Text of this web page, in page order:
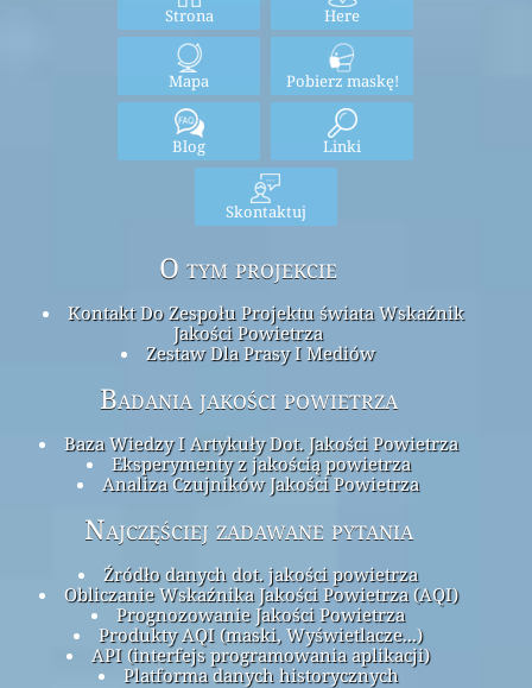
Strona Here
Mapa Pobierz maskę!
Blog Linki
Skontaktuj
O tym projekcie
Kontakt Do Zespołu Projektu świata Wskaźnik
Jakości Powietrza
Zestaw Dla Prasy I Mediów
Badania jakości powietrza
Baza Wiedzy I Artykuły Dot. Jakości Powietrza
Eksperymenty z jakością powietrza
Analiza Czujników Jakości Powietrza
Najczęściej zadawane pytania
Źródło danych dot. jakości powietrza
Obliczanie Wskaźnika Jakości Powietrza (AQI)
Prognozowanie Jakości Powietrza
Produkty AQI (maski, Wyświetlacze...)
API (interfejs programowania aplikacji)
Platforma danych historycznych